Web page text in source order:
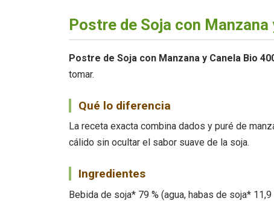
Postre de Soja con
Postre de Soja con Manzana y Canela Bio
tomar.
Qué lo diferencia
La receta exacta combina dados y puré de
cálido sin ocultar el sabor suave de la soja.
Ingredientes
Bebida de soja* 79 % (agua, habas de soja*